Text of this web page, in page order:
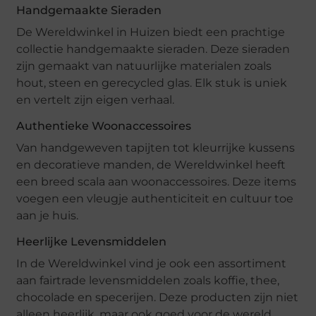
Handgemaakte Sieraden
De Wereldwinkel in Huizen biedt een prachtige
collectie handgemaakte sieraden. Deze sieraden
zijn gemaakt van natuurlijke materialen zoals
hout, steen en gerecycled glas. Elk stuk is uniek
en vertelt zijn eigen verhaal.
Authentieke Woonaccessoires
Van handgeweven tapijten tot kleurrijke kussens
en decoratieve manden, de Wereldwinkel heeft
een breed scala aan woonaccessoires. Deze items
voegen een vleugje authenticiteit en cultuur toe
aan je huis.
Heerlijke Levensmiddelen
In de Wereldwinkel vind je ook een assortiment
aan fairtrade levensmiddelen zoals koffie, thee,
chocolade en specerijen. Deze producten zijn niet